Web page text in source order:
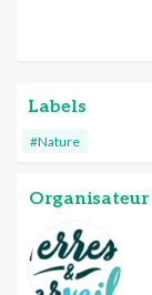
Labels
#Nature
Organisateur